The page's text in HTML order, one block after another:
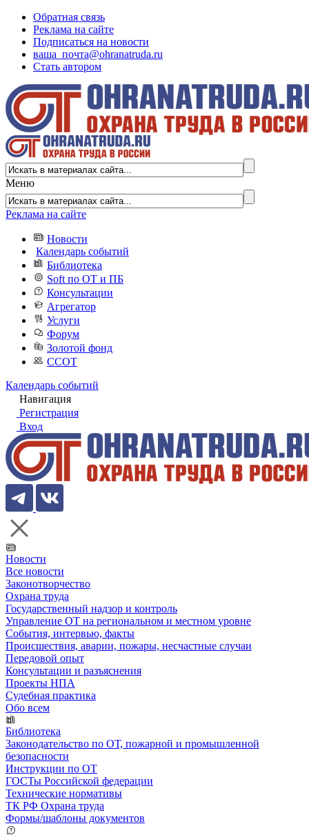
Обратная связь
Реклама на сайте
Подписаться на новости
ваша_почта@ohranatruda.ru
Стать автором
Меню
Реклама на сайте
Новости
Календарь событий
Библиотека
Soft по ОТ и ПБ
Консультации
Агрегатор
Услуги
Форум
Золотой фонд
ССОТ
Календарь событий
Навигация
Регистрация
Вход
Новости
Все новости
Законотворчество
Охрана труда
Государственный надзор и контроль
Управление ОТ на региональном и местном уровне
События, интервью, факты
Происшествия, аварии, пожары, несчастные случаи
Передовой опыт
Консультации и разъяснения
Проекты НПА
Судебная практика
Обо всем
Библиотека
Законодательство по ОТ, пожарной и промышленной
безопасности
Инструкции по ОТ
ГОСТы Российской федерации
Технические нормативы
ТК РФ Охрана труда
Формы/шаблоны документов